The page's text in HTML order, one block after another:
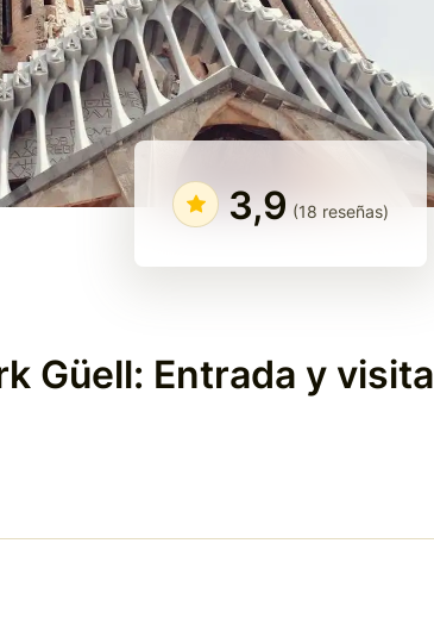
3,9 (18 reseñas)
Güell: Entrada y visita